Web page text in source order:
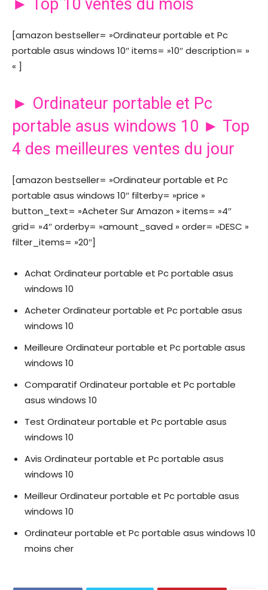
► Top 10 ventes du mois
[amazon bestseller= »Ordinateur portable et Pc
portable asus windows 10″ items= »10″ description= »
« ]
► Ordinateur portable et Pc
portable asus windows 10 ► Top
4 des meilleures ventes du jour
[amazon bestseller= »Ordinateur portable et Pc
portable asus windows 10″ filterby= »price »
button_text= »Acheter Sur Amazon » items= »4″
grid= »4″ orderby= »amount_saved » order= »DESC »
filter_items= »20″]
Achat Ordinateur portable et Pc portable asus
windows 10
Acheter Ordinateur portable et Pc portable asus
windows 10
Meilleure Ordinateur portable et Pc portable asus
windows 10
Comparatif Ordinateur portable et Pc portable
asus windows 10
Test Ordinateur portable et Pc portable asus
windows 10
Avis Ordinateur portable et Pc portable asus
windows 10
Meilleur Ordinateur portable et Pc portable asus
windows 10
Ordinateur portable et Pc portable asus windows 10
moins cher